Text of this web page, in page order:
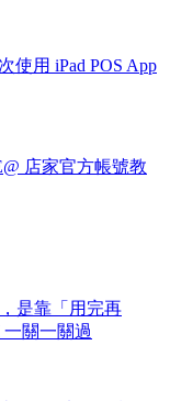
使用 iPad POS App
店家官方帳號教
是靠「用完再
關一關過